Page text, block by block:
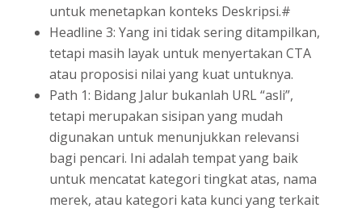
untuk menetapkan konteks Deskripsi.#
Headline 3: Yang ini tidak sering ditampilkan,
tetapi masih layak untuk menyertakan CTA
atau proposisi nilai yang kuat untuknya.
Path 1: Bidang Jalur bukanlah URL “asli”,
tetapi merupakan sisipan yang mudah
digunakan untuk menunjukkan relevansi
bagi pencari. Ini adalah tempat yang baik
untuk mencatat kategori tingkat atas, nama
merek, atau kategori kata kunci yang terkait